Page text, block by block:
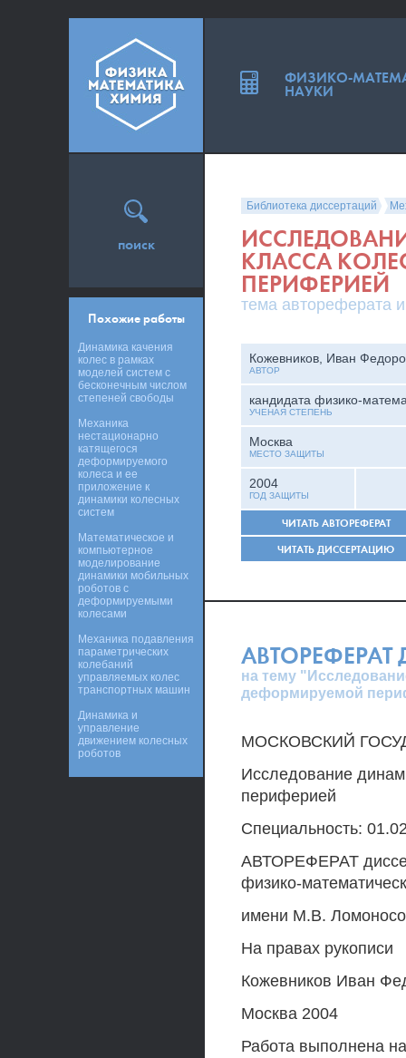
Библиотека диссертаций
КЛАССА
ПЕРИФЕРИЕЙ
тема автореферата
Кожевников, Иван
АВТОР
кандидата физико-
УЧЕНАЯ СТЕПЕНЬ
Москва
МЕСТО ЗАЩИТЫ
2004
ГОД ЗАЩИТЫ
ЧИТАТЬ АВТОРЕФЕРАТ
ЧИТАТЬ ДИССЕРТАЦИЮ
АВТОРЕФЕРАТ
на тему
деформируемой
МОСКОВСКИЙ
Исследование
периферией
Специальность:
АВТОРЕФЕРАТ
физико-
имени М.В.
На правах рукописи
Кожевников Иван
Москва 2004
Работа выполнена
поиск
Похожие работы
Динамика качения
колес в рамках
моделей систем с
бесконечным числом
степеней свободы
Механика
нестационарно
катящегося
деформируемого
колеса и ее
приложение к
динамики колесных
систем
Математическое и
компьютерное
моделирование
динамики мобильных
роботов с
деформируемыми
колесами
Механика подавления
параметрических
колебаний
управляемых колес
транспортных машин
Динамика и
управление
движением колесных
роботов
ФИЗИКО-
НАУКИ